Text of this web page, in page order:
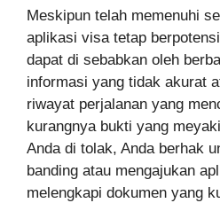
Meskipun telah memenuhi
aplikasi visa tetap
dapat di sebabkan oleh
informasi yang tidak akurat
riwayat perjalanan yang
kurangnya bukti yang
Anda di tolak, Anda berhak
banding atau mengajukan
melengkapi dokumen yang